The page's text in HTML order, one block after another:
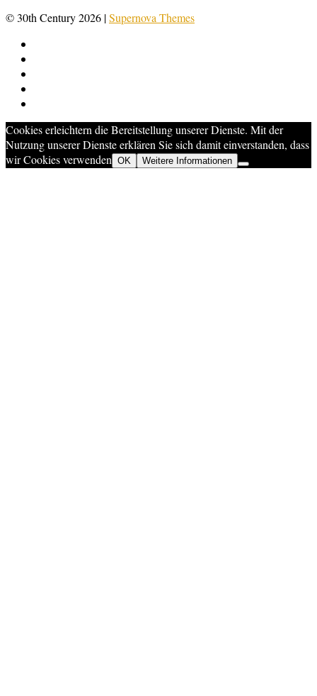
© 30th Century 2026 |Supernova Themes
Cookies erleichtern die Bereitstellung unserer Dienste. Mit der
Nutzung unserer Dienste erklären Sie sich damit einverstanden, dass
wir Cookies verwenden OK Weitere Informationen